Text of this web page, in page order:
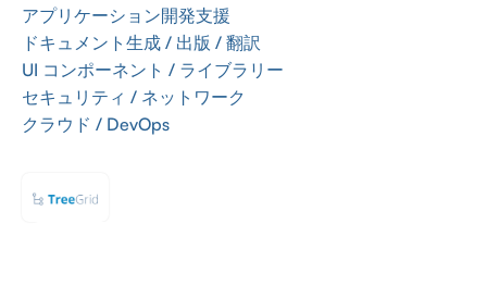
アプリケーション開発支援
ドキュメント生成 / 出版 / 翻訳
UI コンポーネント / ライブラリー
セキュリティ / ネットワーク
クラウド / DevOps